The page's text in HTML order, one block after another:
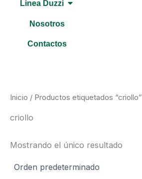
Linea Duzzi
Nosotros
Contactos
Inicio / Productos etiquetados “criollo”
criollo
Mostrando el único resultado